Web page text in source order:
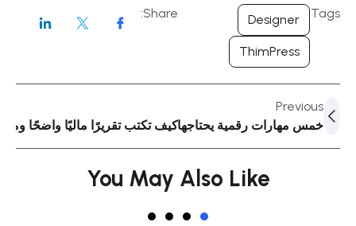
Tags:
Designer
ThimPress
Share:
Previous
خمس مهارات رقمية يحتاجها محاسب اليومكيف تكتب تقريرًا ماليًا واضحًا
You May Also Like